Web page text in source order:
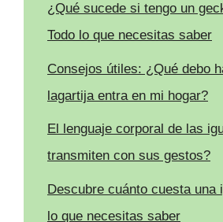
¿Qué sucede si tengo un
Todo lo que necesitas saber
Consejos útiles: ¿Qué debo
lagartija entra en mi hogar?
El lenguaje corporal de las
transmiten con sus gestos?
Descubre cuánto cuesta una
lo que necesitas saber